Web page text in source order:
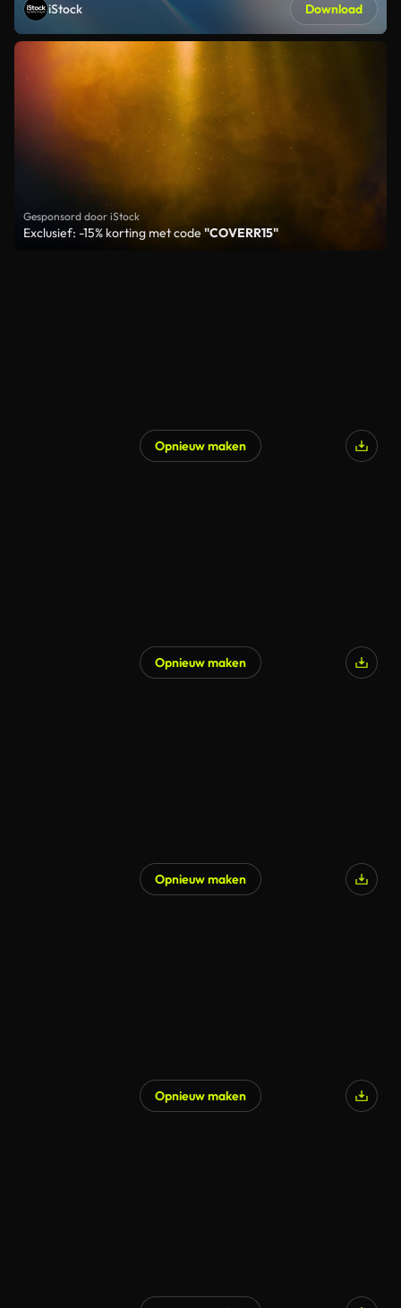
iStock Download
Gesponsord door iStock
Exclusief: -15% korting met code "COVERR15"
Opnieuw maken
Opnieuw maken
Opnieuw maken
Opnieuw maken